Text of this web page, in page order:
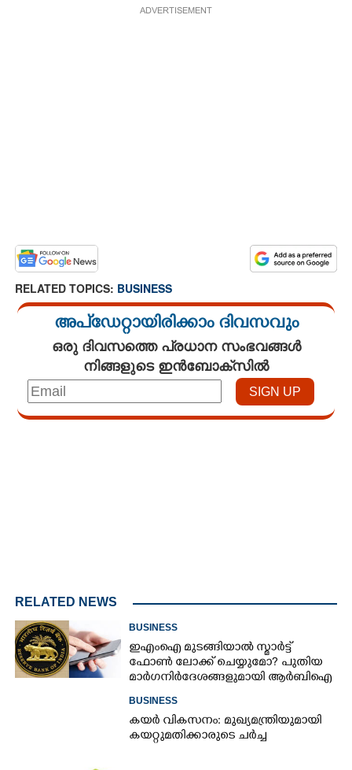
ADVERTISEMENT
RELATED TOPICS: BUSINESS
അപ്ഡേറ്റായിരിക്കാം ദിവസവും
ഒരു ദിവസത്തെ പ്രധാന സംഭവങ്ങൾ
നിങ്ങളുടെ ഇൻബോക്സിൽ
RELATED NEWS
BUSINESS
ഇഎംഐ മുടങ്ങിയാൽ സ്മാർട്ട്
ഫോൺ ലോക്ക് ചെയ്യുമോ? പുതിയ
മാർഗനിർദേശങ്ങളുമായി ആർബിഐ
BUSINESS
കയർ വികസനം: മുഖ്യമന്ത്രിയുമായി
കയറ്റുമതിക്കാരുടെ ചർച്ച